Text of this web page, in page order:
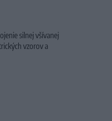
silnej všívanej
vzorov a